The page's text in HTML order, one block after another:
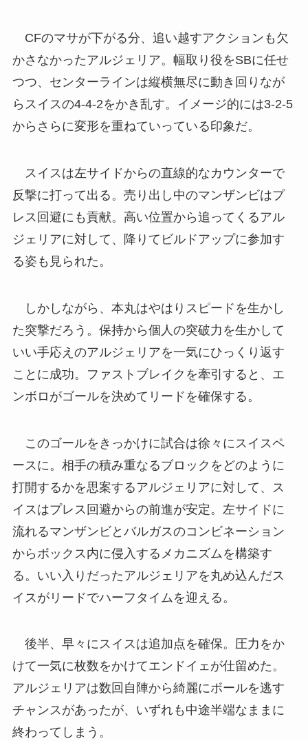
CFのマサが下がる分、追い越すアクションも欠
かさなかったアルジェリア。幅取り役をSBに任せ
つつ、センターラインは縦横無尽に動き回りなが
らスイスの4-4-2をかき乱す。イメージ的には3-2-5
からさらに変形を重ねていっている印象だ。
スイスは左サイドからの直線的なカウンターで
反撃に打って出る。売り出し中のマンザンビはプ
レス回避にも貢献。高い位置から追ってくるアル
ジェリアに対して、降りてビルドアップに参加す
る姿も見られた。
しかしながら、本丸はやはりスピードを生かし
た突撃だろう。保持から個人の突破力を生かして
いい手応えのアルジェリアを一気にひっくり返す
ことに成功。ファストブレイクを牽引すると、エ
ンボロがゴールを決めてリードを確保する。
このゴールをきっかけに試合は徐々にスイスペ
ースに。相手の積み重なるブロックをどのように
打開するかを思案するアルジェリアに対して、ス
イスはプレス回避からの前進が安定。左サイドに
流れるマンザンビとバルガスのコンビネーション
からボックス内に侵入するメカニズムを構築す
る。いい入りだったアルジェリアを丸め込んだス
イスがリードでハーフタイムを迎える。
後半、早々にスイスは追加点を確保。圧力をか
けて一気に枚数をかけてエンドイェが仕留めた。
アルジェリアは数回自陣から綺麗にボールを逃す
チャンスがあったが、いずれも中途半端なままに
終わってしまう。